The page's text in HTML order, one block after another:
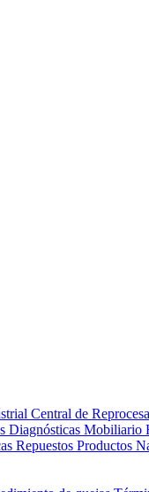
Central de
Diagnósticas Mobiliario
Repuestos Productos